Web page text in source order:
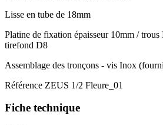
Lisse en tube de 18mm
Platine de fixation épaisseur 10mm /
tirefond D8
Assemblage des tronçons - vis Inox
Référence ZEUS 1/2 Fleure_01
Fiche technique